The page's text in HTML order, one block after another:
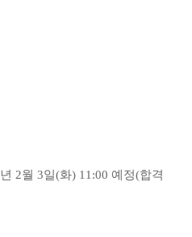
년 2월 3일(화) 11:00 예정(합격